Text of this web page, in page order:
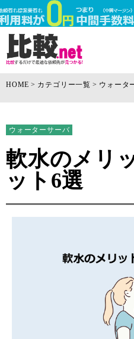
HOME カテゴリー一覧 ウォータ
ウォーターサーバ
軟水のメリ
ット6選